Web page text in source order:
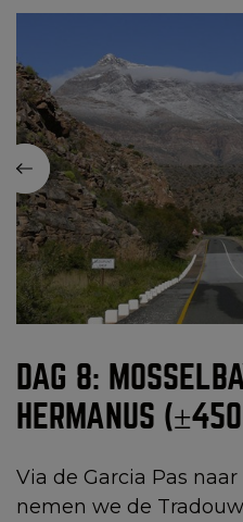
DAG 8:
HERMANUS
Via de Garcia Pas
nemen we de